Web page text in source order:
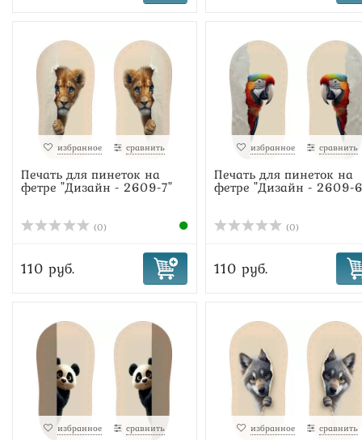
избранное сравнить
Печать для пинеток на
фетре "Дизайн - 2609-7"
(0)
110 руб.
избранное сравнить
Печать для пинеток на
фетре "Дизайн - 2609-
(0)
110 руб.
избранное сравнить избранное сравнить